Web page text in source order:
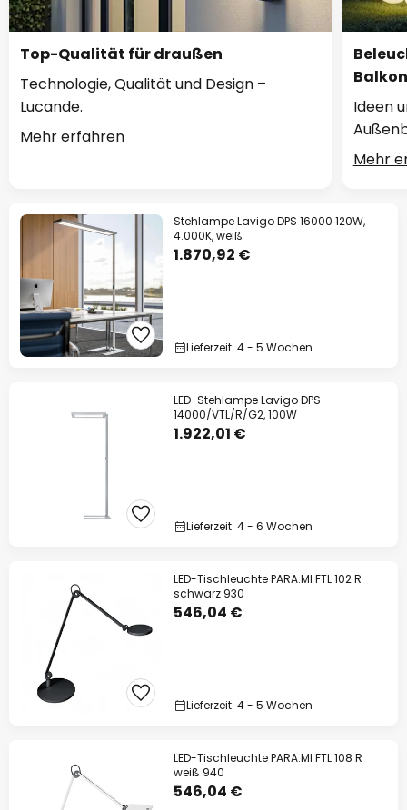
Top-Qualität für draußen
Technologie, Qualität und Design –
Lucande.
Mehr erfahren
Balkon
Ideen
Mehr
Stehlampe Lavigo DPS 16000 120W,
4.000K, weiß
1.870,92 €
Lieferzeit: 4 - 5 Wochen
LED-Stehlampe Lavigo DPS
14000/VTL/R/G2, 100W
1.922,01 €
Lieferzeit: 4 - 6 Wochen
LED-Tischleuchte PARA.MI FTL 102 R
schwarz 930
546,04 €
Lieferzeit: 4 - 5 Wochen
LED-Tischleuchte PARA.MI FTL 108 R
weiß 940
546,04 €